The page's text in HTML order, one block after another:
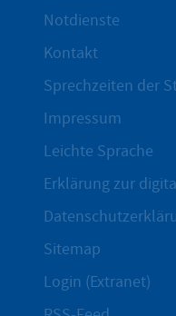
Notdienste
Kontakt
Sprechzeiten der
Impressum
Leichte Sprache
Erklärung zur
Sitemap
Login (Extranet)